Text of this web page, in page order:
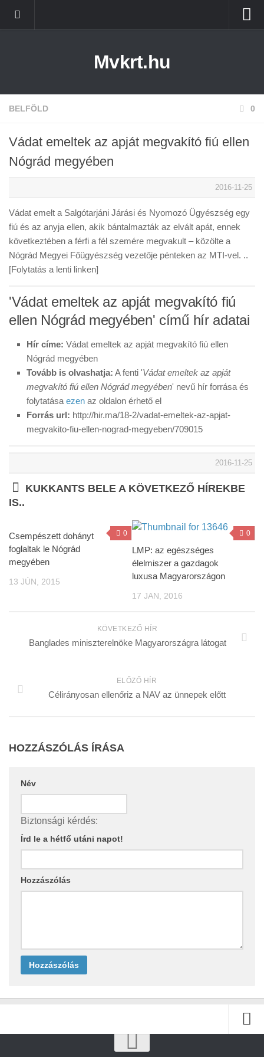
Tiszaújváros
Kazincbarcika
Belföld
Mvkrt.hu
BELFÖLD 0
Vádat emeltek az apját megvakító fiú ellen
Nógrád megyében
2016-11-25
Vádat emelt a Salgótarjáni Járási és Nyomozó Ügyészség egy
fiú és az anyja ellen, akik bántalmazták az elvált apát, ennek
következtében a férfi a fél szemére megvakult – közölte a
Nógrád Megyei Főügyészség vezetője pénteken az MTI-vel. ..
[Folytatás a lenti linken]
'Vádat emeltek az apját megvakító fiú
ellen Nógrád megyében' című hír adatai
Hír címe: Vádat emeltek az apját megvakító fiú ellen
Nógrád megyében
Tovább is olvashatja: A fenti 'Vádat emeltek az apját
megvakító fiú ellen Nógrád megyében' nevű hír forrása és
folytatása ezen az oldalon érhető el
Forrás url: http://hir.ma/18-2/vadat-emeltek-az-apjat-
megvakito-fiu-ellen-nograd-megyeben/709015
2016-11-25
KUKKANTS BELE A KÖVETKEZŐ HÍREKBE
IS..
0
Csempészett dohányt
foglaltak le Nógrád
megyében
13 JÚN, 2015
0
LMP: az egészséges
élelmiszer a gazdagok
luxusa Magyarországon
17 JAN, 2016
KÖVETKEZŐ HÍR
Banglades miniszterelnöke Magyarországra látogat
ELŐZŐ HÍR
Célirányosan ellenőriz a NAV az ünnepek előtt
HOZZÁSZÓLÁS ÍRÁSA
Név
Biztonsági kérdés:
Írd le a hétfő utáni napot!
Hozzászólás